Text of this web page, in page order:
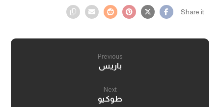
Previous
باريس
Next
طوكيو